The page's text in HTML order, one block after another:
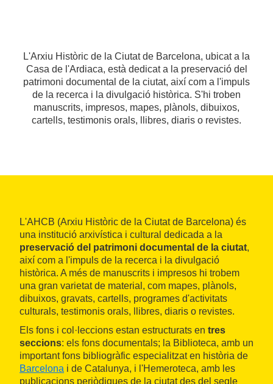
L'Arxiu Històric de la Ciutat de Barcelona, ubicat a la
Casa de l'Ardiaca, està dedicat a la preservació del
patrimoni documental de la ciutat, així com a l'impuls
de la recerca i la divulgació històrica. S'hi troben
manuscrits, impresos, mapes, plànols, dibuixos,
cartells, testimonis orals, llibres, diaris o revistes.
L'AHCB (Arxiu Històric de la Ciutat de Barcelona) és
una institució arxivística i cultural dedicada a la
preservació del patrimoni documental de la ciutat,
així com a l'impuls de la recerca i la divulgació
històrica. A més de manuscrits i impresos hi trobem
una gran varietat de material, com mapes, plànols,
dibuixos, gravats, cartells, programes d'activitats
culturals, testimonis orals, llibres, diaris o revistes.
Els fons i col·leccions estan estructurats en tres
seccions: els fons documentals; la Biblioteca, amb un
important fons bibliogràfic especialitzat en història de
Barcelona i de Catalunya, i l'Hemeroteca, amb les
publicacions periòdiques de la ciutat des del segle